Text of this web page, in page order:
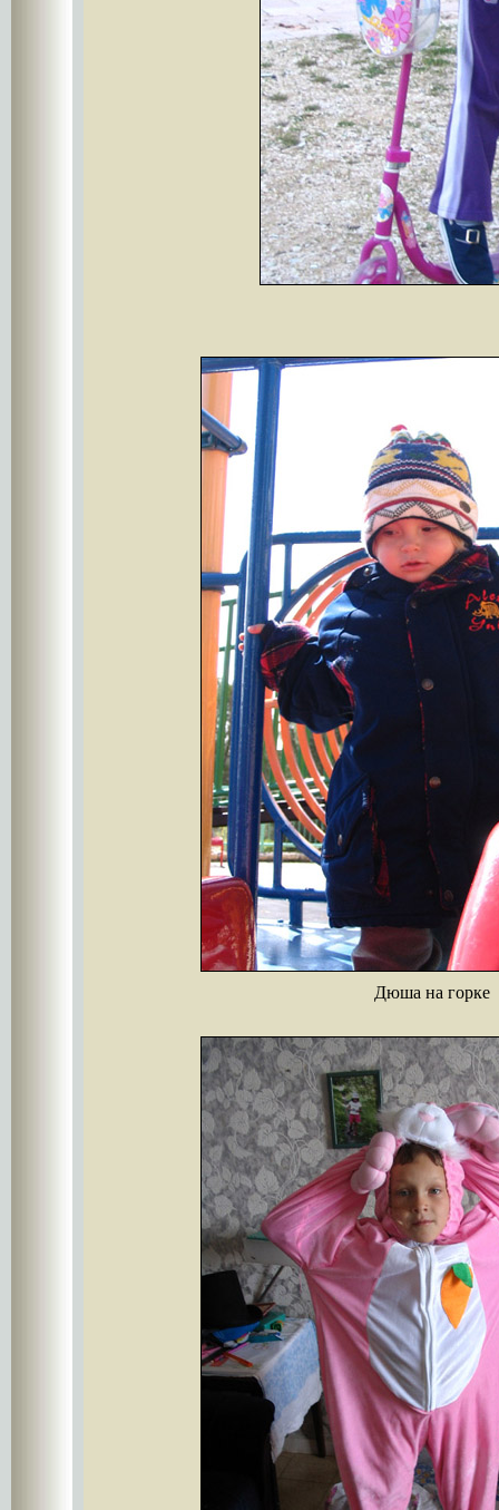
Дюша на горке